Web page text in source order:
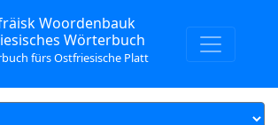
Woordenbauk
Wörterbuch
fürs Ostfriesische Platt